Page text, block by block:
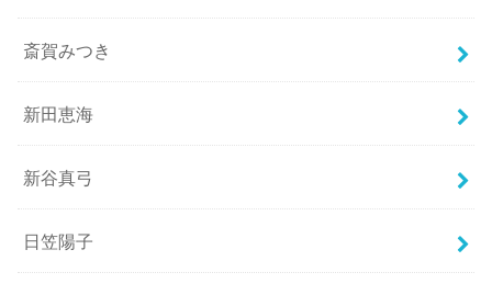
斎賀みつき
新田恵海
新谷真弓
日笠陽子